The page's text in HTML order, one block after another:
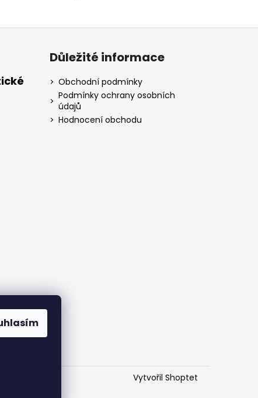
Důležité informace
Obchodní podmínky
Podmínky ochrany osobních
údajů
Hodnocení obchodu
Vytvořil Shoptet